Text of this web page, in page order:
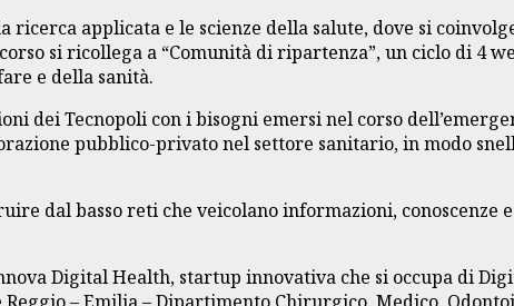
ricerca applicata e le scienze della salute, dove si
si ricollega a “Comunità di ripartenza”, un ciclo di 4
e della sanità.
dei Tecnopoli con i bisogni emersi nel corso
pubblico-privato nel settore sanitario, in modo
dal basso reti che veicolano informazioni, conoscenze
Digital Health, startup innovativa che si occupa di